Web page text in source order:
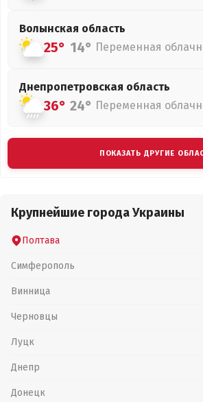
Волынская область
25° 14° Переменная
Днепропетровская область
36° 24° Переменная
ПОКАЗАТЬ ДРУГИЕ
Крупнейшие города Украины
Полтава
Симферополь
Винница
Черновцы
Луцк
Днепр
Донецк